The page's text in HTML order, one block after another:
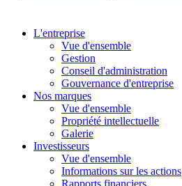
L'entreprise
Vue d'ensemble
Gestion
Conseil d'administration
Gouvernance d'entreprise
Nos marques
Vue d'ensemble
Propriété intellectuelle
Galerie
Investisseurs
Vue d'ensemble
Informations sur les actions
Rapports financiers